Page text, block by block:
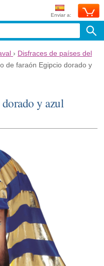
Enviar a:
› Disfraces de países del
de faraón Egipcio dorado y
y azul